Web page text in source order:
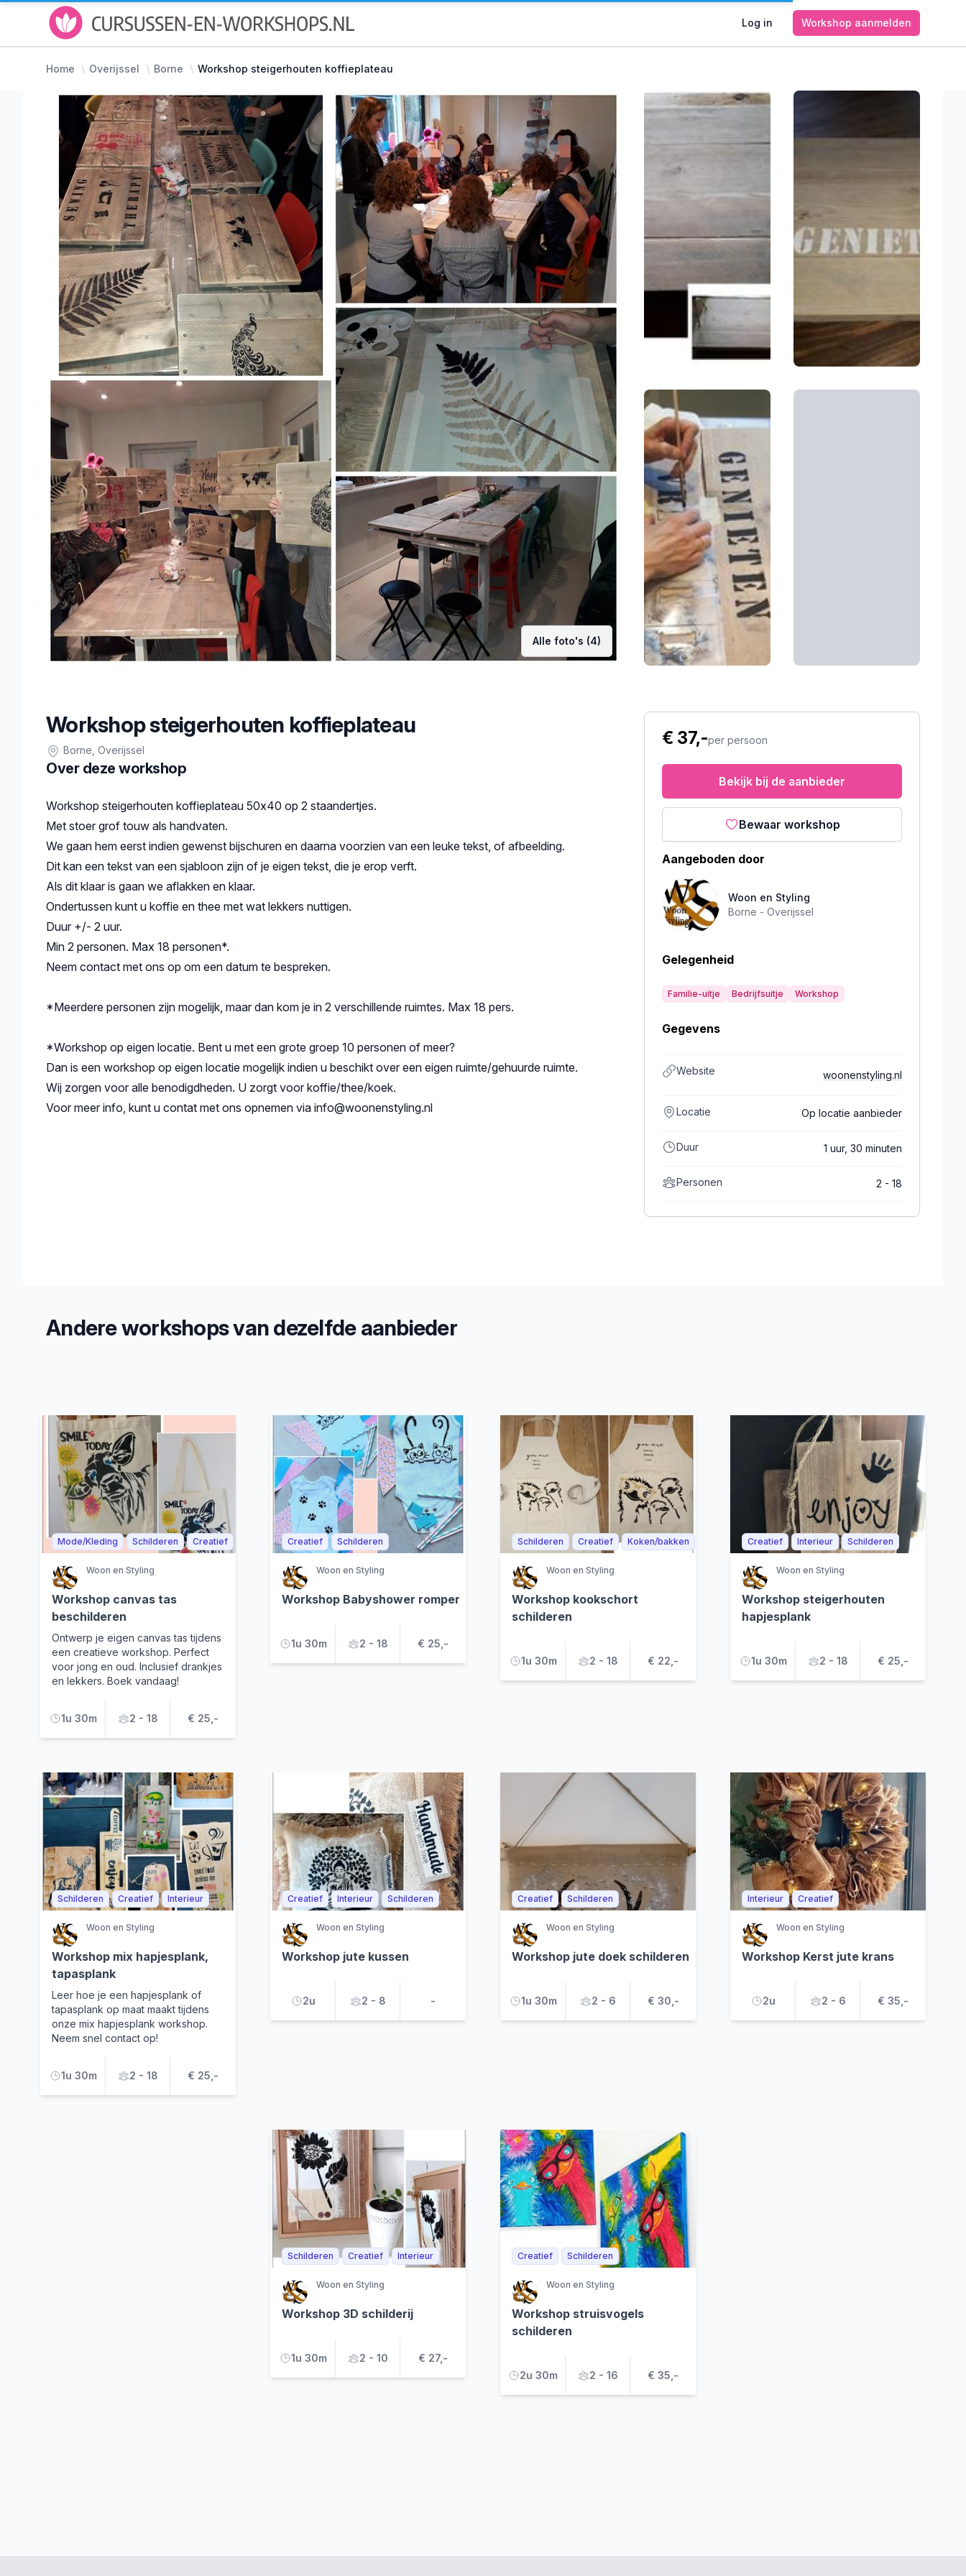
Log in Workshop aanmelden
Home Overijssel Borne Workshop steigerhouten koffieplateau
Alle foto's (4)
Workshop steigerhouten koffieplateau
Borne , Overijssel
€ 37,-per persoon
Bekijk bij de aanbieder
Bewaar workshop
Aangeboden door
Woon en Styling
Borne - Overijssel
Gelegenheid
Familie-uitje Bedrijfsuitje Workshop
Gegevens
Website woonenstyling.nl
Locatie Op locatie aanbieder
Duur 1 uur, 30 minuten
Personen 2 - 18
Over deze workshop
Beschrijving
Workshop steigerhouten koffieplateau 50x40 op 2 staandertjes.
Met stoer grof touw als handvaten.
We gaan hem eerst indien gewenst bijschuren en daarna voorzien van een leuke tekst, of afbeelding.
Dit kan een tekst van een sjabloon zijn of je eigen tekst, die je erop verft.
Als dit klaar is gaan we aflakken en klaar.
Ondertussen kunt u koffie en thee met wat lekkers nuttigen.
Duur +/- 2 uur.
Min 2 personen. Max 18 personen*.
Neem contact met ons op om een datum te bespreken.
​​​​​​​*Meerdere personen zijn mogelijk, maar dan kom je in 2 verschillende ruimtes. Max 18 pers.
*Workshop op eigen locatie. Bent u met een grote groep 10 personen of meer?
Dan is een workshop op eigen locatie mogelijk indien u beschikt over een eigen ruimte/gehuurde ruimte.
Wij zorgen voor alle benodigdheden. U zorgt voor koffie/thee/koek.
Voor meer info, kunt u contat met ons opnemen via info@woonenstyling.nl
Andere workshops van dezelfde aanbieder
Mode/Kleding Schilderen Creatief
Woon en Styling
Workshop canvas tas
beschilderen
Ontwerp je eigen canvas tas tijdens
een creatieve workshop. Perfect
voor jong en oud. Inclusief drankjes
en lekkers. Boek vandaag!
1u 30m 2 - 18 € 25,-
Creatief Schilderen
Woon en Styling
Workshop Babyshower romper
1u 30m 2 - 18 € 25,-
Schilderen Creatief Koken/bakken
Woon en Styling
Workshop kookschort
schilderen
1u 30m 2 - 18 € 22,-
Creatief Interieur Schilderen
Woon en Styling
Workshop steigerhouten
hapjesplank
1u 30m 2 - 18 € 25,-
Schilderen Creatief Interieur
Woon en Styling
Workshop mix hapjesplank,
tapasplank
Leer hoe je een hapjesplank of
tapasplank op maat maakt tijdens
onze mix hapjesplank workshop.
Neem snel contact op!
1u 30m 2 - 18 € 25,-
Creatief Interieur Schilderen
Woon en Styling
Workshop jute kussen
2u 2 - 8 -
Creatief Schilderen
Woon en Styling
Workshop jute doek schilderen
1u 30m 2 - 6 € 30,-
Interieur Creatief
Woon en Styling
Workshop Kerst jute krans
2u 2 - 6 € 35,-
Schilderen Creatief Interieur
Woon en Styling
Workshop 3D schilderij
1u 30m 2 - 10 € 27,-
Creatief Schilderen
Woon en Styling
Workshop struisvogels
schilderen
2u 30m 2 - 16 € 35,-